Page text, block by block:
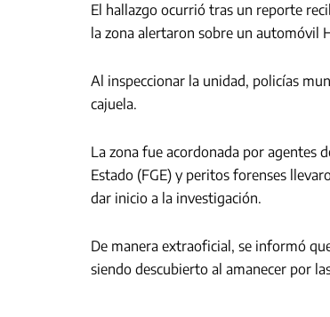
El hallazgo ocurrió tras un reporte
la zona alertaron sobre un automóvil
Al inspeccionar la unidad, policías
cajuela.
La zona fue acordonada por agentes
Estado (FGE) y peritos forenses
dar inicio a la investigación.
De manera extraoficial, se informó
siendo descubierto al amanecer por